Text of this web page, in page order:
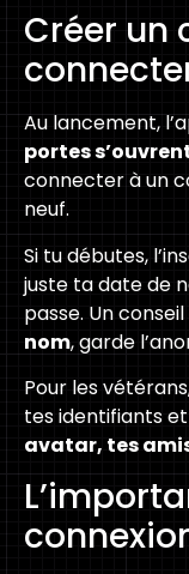
Créer un
Au lancement,
portes
connecter à un
neuf.
Si tu débutes,
juste ta date de
passe. Un conseil
nom, garde
Pour les
tes identifiants et
avatar, tes